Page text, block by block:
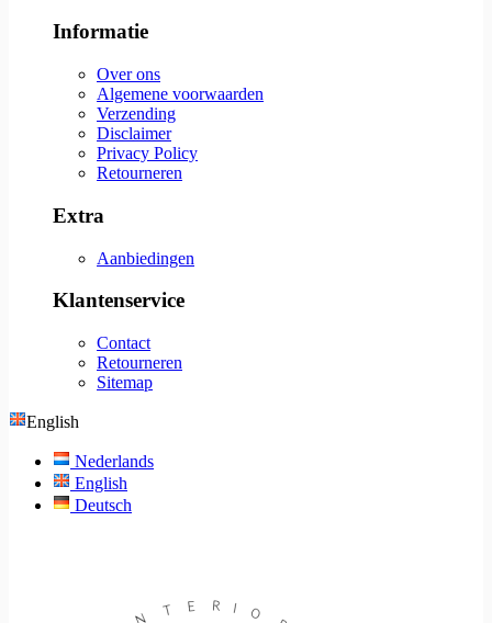
Informatie
Over ons
Algemene voorwaarden
Verzending
Disclaimer
Privacy Policy
Retourneren
Extra
Aanbiedingen
Klantenservice
Contact
Retourneren
Sitemap
English
Nederlands
English
Deutsch